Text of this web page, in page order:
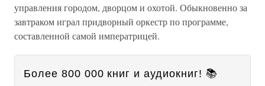
управления городом, дворцом и охотой. Обыкновенно за
завтраком играл придворный оркестр по программе,
составленной самой императрицей.
Более 800 000 книг и аудиокниг! 📚